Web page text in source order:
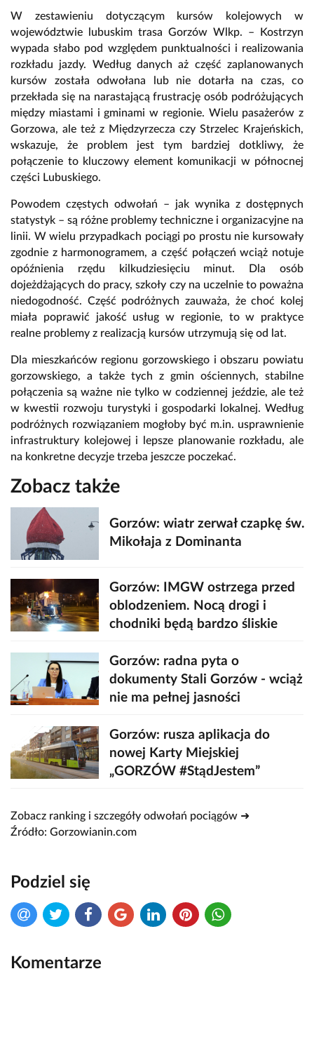
W zestawieniu dotyczącym kursów kolejowych w
województwie lubuskim trasa Gorzów Wlkp. – Kostrzyn
wypada słabo pod względem punktualności i realizowania
rozkładu jazdy. Według danych aż część zaplanowanych
kursów została odwołana lub nie dotarła na czas, co
przekłada się na narastającą frustrację osób podróżujących
między miastami i gminami w regionie. Wielu pasażerów z
Gorzowa, ale też z Międzyrzecza czy Strzelec Krajeńskich,
wskazuje, że problem jest tym bardziej dotkliwy, że
połączenie to kluczowy element komunikacji w północnej
części Lubuskiego.
Powodem częstych odwołań – jak wynika z dostępnych
statystyk – są różne problemy techniczne i organizacyjne na
linii. W wielu przypadkach pociągi po prostu nie kursowały
zgodnie z harmonogramem, a część połączeń wciąż notuje
opóźnienia rzędu kilkudziesięciu minut. Dla osób
dojeżdżających do pracy, szkoły czy na uczelnie to poważna
niedogodność. Część podróżnych zauważa, że choć kolej
miała poprawić jakość usług w regionie, to w praktyce
realne problemy z realizacją kursów utrzymują się od lat.
Dla mieszkańców regionu gorzowskiego i obszaru powiatu
gorzowskiego, a także tych z gmin ościennych, stabilne
połączenia są ważne nie tylko w codziennej jeździe, ale też
w kwestii rozwoju turystyki i gospodarki lokalnej. Według
podróżnych rozwiązaniem mogłoby być m.in. usprawnienie
infrastruktury kolejowej i lepsze planowanie rozkładu, ale
na konkretne decyzje trzeba jeszcze poczekać.
Zobacz także
Gorzów: wiatr zerwał czapkę św.
Mikołaja z Dominanta
Gorzów: IMGW ostrzega przed
oblodzeniem. Nocą drogi i
chodniki będą bardzo śliskie
Gorzów: radna pyta o
dokumenty Stali Gorzów - wciąż
nie ma pełnej jasności
Gorzów: rusza aplikacja do
nowej Karty Miejskiej
„GORZÓW #StądJestem”
Zobacz ranking i szczegóły odwołań pociągów ➜
Źródło: Gorzowianin.com
Podziel się
Komentarze